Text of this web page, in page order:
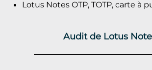
Lotus Notes OTP, TOTP, carte à
Audit de Lotus